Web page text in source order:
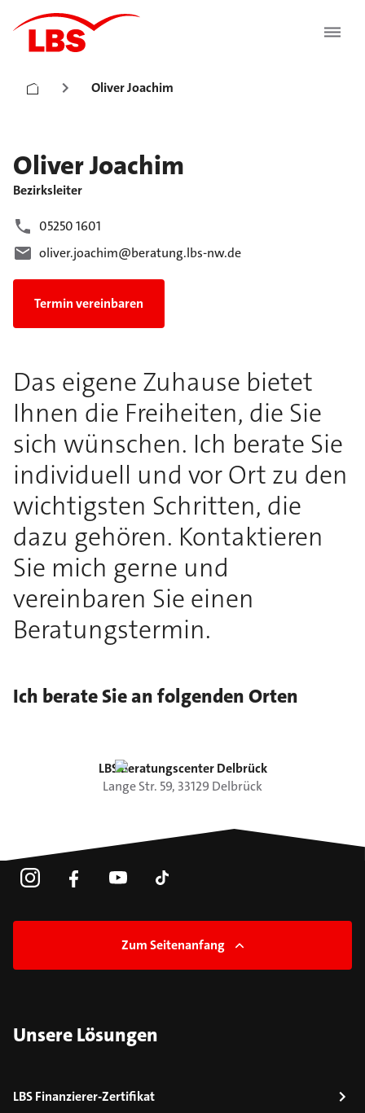
Oliver Joachim
OliverJoachim
Bezirksleiter
05250 1601
oliver.joachim@beratung.lbs-nw.de
Termin vereinbaren
Das eigene Zuhause bietet
Ihnen die Freiheiten, die Sie
sich wünschen. Ich berate Sie
individuell und vor Ort zu den
wichtigsten Schritten, die
dazu gehören. Kontaktieren
Sie mich gerne und
vereinbaren Sie einen
Beratungstermin.
Ich berate Sie an folgenden Orten
LBS Beratungscenter Delbrück
Lange Str. 59, 33129 Delbrück
Zum Seitenanfang
Unsere Lösungen
LBS Finanzierer-Zertifikat